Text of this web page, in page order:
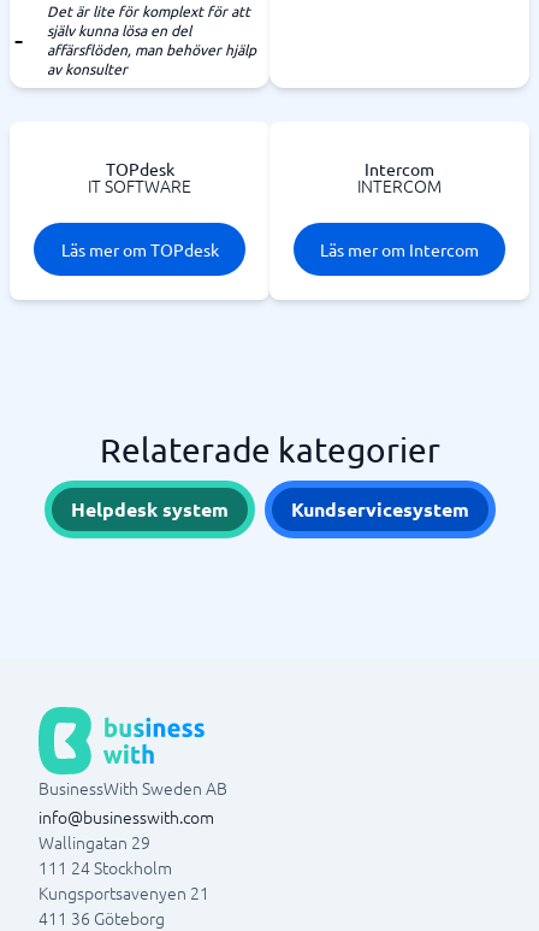
Det är lite för komplext för att
själv kunna lösa en del
affärsflöden, man behöver hjälp
av konsulter
TOPdesk
IT SOFTWARE
Läs mer om TOPdesk
Intercom
INTERCOM
Läs mer om Intercom
Relaterade kategorier
Helpdesk system Kundservicesystem
BusinessWith Sweden AB
info@businesswith.com
Wallingatan 29
111 24Stockholm
Kungsportsavenyen 21
411 36 Göteborg